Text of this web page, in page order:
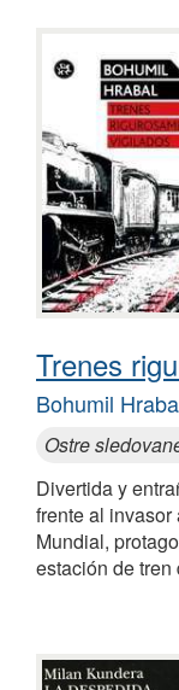
Trenes
Bohumil
Ostre
Divertida y
frente al
Mundial,
estación de